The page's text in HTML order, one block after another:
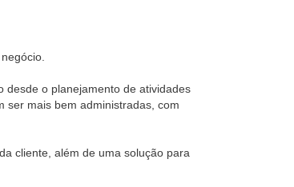
desde o planejamento de atividades
ser mais bem administradas, com
cliente, além de uma solução para